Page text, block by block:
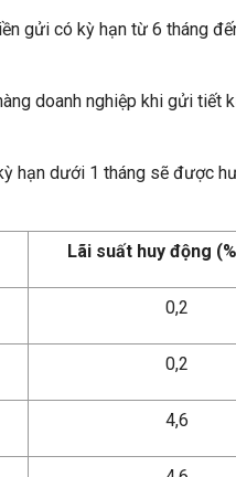
gửi có kỳ hạn từ 6 tháng
doanh nghiệp khi gửi tiết
hạn dưới 1 tháng sẽ được
Lãi suất huy động
0,2
0,2
4,6